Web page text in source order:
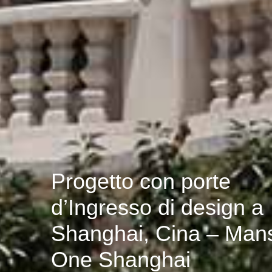
Progetto con porte
d’Ingresso di design a
Shanghai, Cina –
One Shanghai